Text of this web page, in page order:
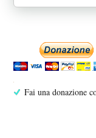
Fai una donazione